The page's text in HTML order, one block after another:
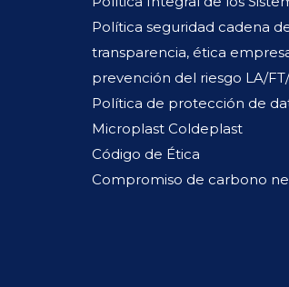
Política seguridad cadena
transparencia, ética
prevención del riesgo LA/
Política de protección de
Microplast Coldeplast
Código de Ética
Compromiso de carbono